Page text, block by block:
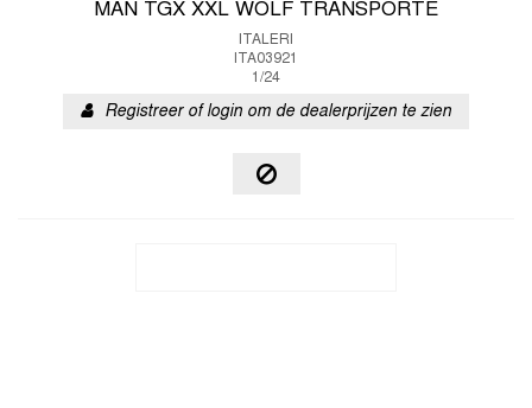
MAN TGX XXL WOLF TRANSPORTE
ITALERI
ITA03921
1/24
Registreer of login om de dealerprijzen te zien